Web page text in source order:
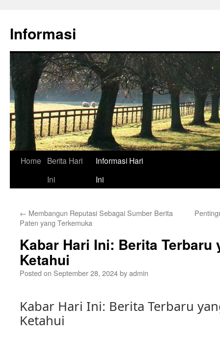
content
Informasi
Home
Berita Hari
Ini
Informasi Hari
Ini
← Membangun Reputasi Sebagai Sumber Berita
Paten yang Terkemuka
Kabar Hari Ini: Berita Terbaru
Ketahui
Posted on September 28, 2024byadmin
Kabar Hari Ini: Berita Terbaru
Ketahui